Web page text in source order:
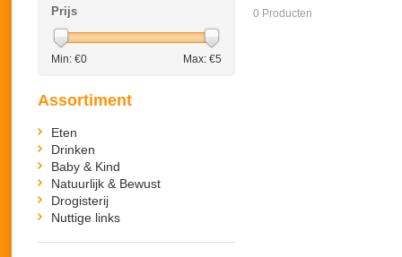
0 Producten
Prijs
Min: €0 Max: €5
Assortiment
Eten
Drinken
Baby & Kind
Natuurlijk & Bewust
Drogisterij
Nuttige links